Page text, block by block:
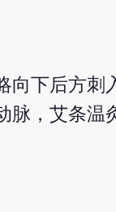
向下后方刺
脉，艾条温